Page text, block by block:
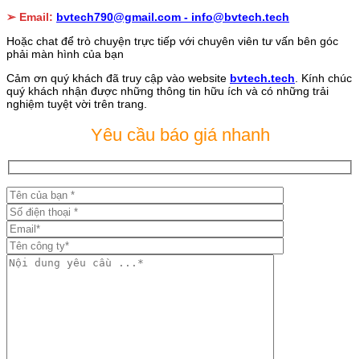
➢ Email: bvtech790@gmail.com - info@bvtech.tech
Hoặc chat để trò chuyện trực tiếp với chuyên viên tư vấn bên góc
phải màn hình của bạn
Cảm ơn quý khách đã truy cập vào website bvtech.tech. Kính chúc
quý khách nhận được những thông tin hữu ích và có những trải
nghiệm tuyệt vời trên trang.
Yêu cầu báo giá nhanh